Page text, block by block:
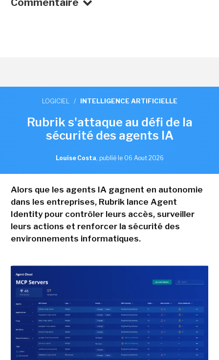
Commentaire
LOGICIEL / INTELLIGENCE ARTIFICIELLE
Rubrik s'attaque au défi de la
sécurité des agents IA
Louise Costa, publié le 06 Aout 2026
Alors que les agents IA gagnent en autonomie
dans les entreprises, Rubrik lance Agent
Identity pour contrôler leurs accès, surveiller
leurs actions et renforcer la sécurité des
environnements informatiques.